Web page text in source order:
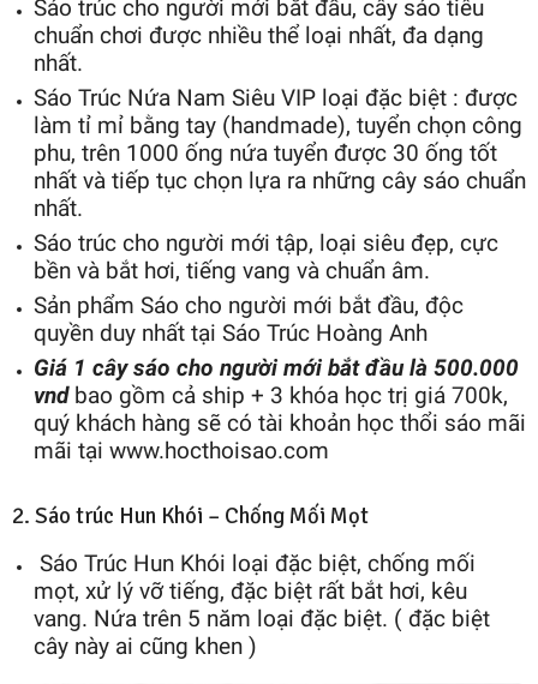
Sáo trúc cho người mới bắt đầu, cây sáo tiêu
chuẩn chơi được nhiều thể loại nhất, đa dạng
nhất.
Sáo Trúc Nứa Nam Siêu VIP loại đặc biệt : được
làm tỉ mỉ bằng tay (handmade), tuyển chọn công
phu, trên 1000 ống nứa tuyển được 30 ống tốt
nhất và tiếp tục chọn lựa ra những cây sáo chuẩn
nhất.
Sáo trúc cho người mới tập, loại siêu đẹp, cực
bền và bắt hơi, tiếng vang và chuẩn âm.
Sản phẩm Sáo cho người mới bắt đầu, độc
quyền duy nhất tại Sáo Trúc Hoàng Anh
Giá 1 cây sáo cho người mới bắt đầu là 500.000
vndbao gồm cả ship + 3 khóa học trị giá 700k,
quý khách hàng sẽ có tài khoản học thổi sáo mãi
mãi tại www.hocthoisao.com
2. Sáo trúc Hun Khói – Chống Mối Mọt
Sáo Trúc Hun Khói loại đặc biệt, chống mối
mọt, xử lý vỡ tiếng, đặc biệt rất bắt hơi, kêu
vang. Nứa trên 5 năm loại đặc biệt. ( đặc biệt
cây này ai cũng khen )